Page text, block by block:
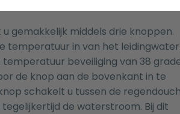
gemakkelijk middels drie knoppen.
temperatuur in van het leidingwater.
beveiliging van 38
de knop aan de bovenkant in te
schakelt u tussen de
de waterstroom. Bij dit